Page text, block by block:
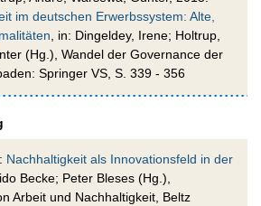
im deutschen Erwerbssystem: Alte,
, in: Dingeldey, Irene; Holtrup,
(Hg.), Wandel der Governance der
Springer VS, S. 339 - 356
Nachhaltigkeit als Innovationsfeld in der
Becke; Peter Bleses (Hg.),
Arbeit und Nachhaltigkeit, Beltz